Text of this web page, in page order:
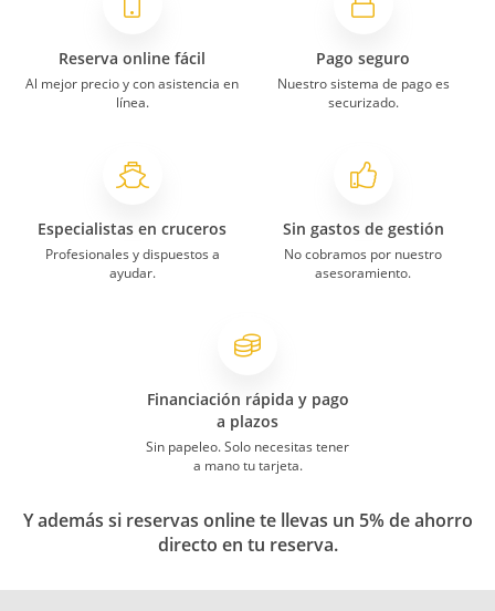
Reserva online fácil
Al mejor precio y con asistencia en
línea.
Pago seguro
Nuestro sistema de pago es
securizado.
Especialistas en cruceros
Profesionales y dispuestos a
ayudar.
Sin gastos de gestión
No cobramos por nuestro
asesoramiento.
Financiación rápida y pago
a plazos
Sin papeleo. Solo necesitas tener
a mano tu tarjeta.
Y además si reservas online te llevas un 5% de ahorro
directo en tu reserva.